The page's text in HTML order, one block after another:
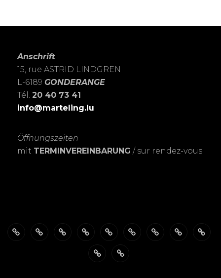
Anschrift
15, rue ASTRID LINDGREN
L-6189 GONDERANGE
Tél. 20 40 73 41
info@marteling.lu
Öffnungszeiten
mit TERMINVEREINBARUNG / sur rendez-vous
FotoSTUDIO
Schnell